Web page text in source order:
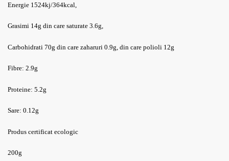
Energie 1524kj/364kcal,
Grasimi 14g din care saturate 3.6g,
Carbohidrati 70g din care zaharuri 0.9g, din care polioli 12g
Fibre: 2.9g
Proteine: 5.2g
Sare: 0.12g
Produs certificat ecologic
200g